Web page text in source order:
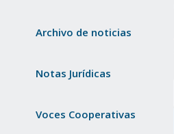
Archivo de noticias
Notas Jurídicas
Voces Cooperativas